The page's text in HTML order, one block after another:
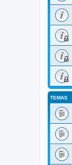
TEMAS